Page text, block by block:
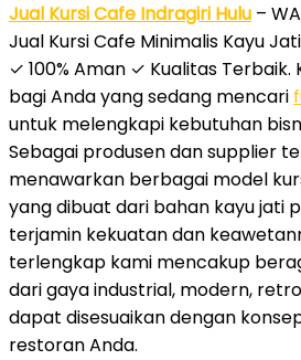
Jual Kursi Cafe Indragiri Hulu –
Jual Kursi Cafe Minimalis Kayu
✓ 100% Aman ✓ Kualitas Terbaik.
bagi Anda yang sedang mencari
untuk melengkapi kebutuhan
Sebagai produsen dan supplier
menawarkan berbagai model
yang dibuat dari bahan kayu jati
terjamin kekuatan dan
terlengkap kami mencakup
dari gaya industrial, modern,
dapat disesuaikan dengan
restoran Anda.